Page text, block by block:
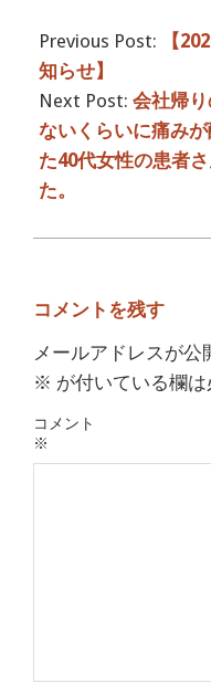
09-
30
Previous Post:
【
知らせ】
Next Post: 会社帰
ないくらいに痛み
た40代女性の患者
た。
コメントを残す
メールアドレスが公
※ が付いている欄
コメント
※